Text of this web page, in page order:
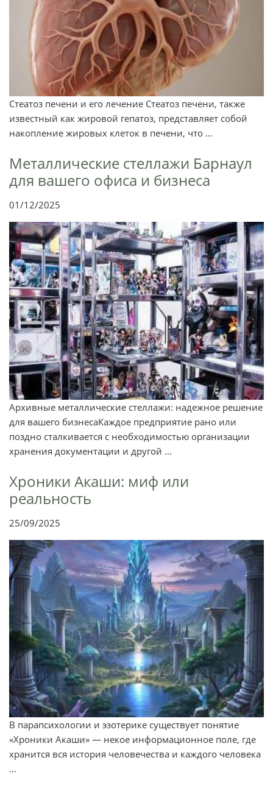
Стеатоз печени и его лечение Стеатоз печени, также
известный как жировой гепатоз, представляет собой
накопление жировых клеток в печени, что ...
Металлические стеллажи Барнаул
для вашего офиса и бизнеса
01/12/2025
Архивные металлические стеллажи: надежное решение
для вашего бизнесаКаждое предприятие рано или
поздно сталкивается с необходимостью организации
хранения документации и другой ...
Хроники Акаши: миф или
реальность
25/09/2025
В парапсихологии и эзотерике существует понятие
«Хроники Акаши» — некое информационное поле, где
хранится вся история человечества и каждого человека
...